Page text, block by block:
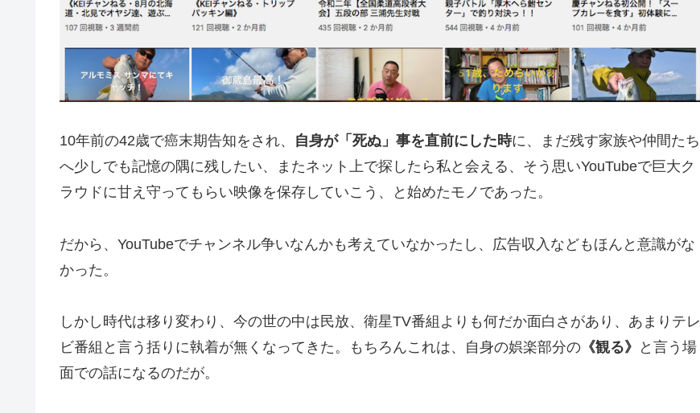
10年前の42歳で癌末期告知をされ、 自身が「死ぬ」事を直前にした時に、まだ残す家族や仲間たち
へ少しでも記憶の隅に残したい、またネット上で探したら私と会える、そう思いYouTubeで巨大ク
ラウドに甘え守ってもらい映像を保存していこう、と始めたモノであった。
だから、YouTubeでチャンネル争いなんかも考えていなかったし、広告収入などもほんと意識がな
かった。
しかし時代は移り変わり、今の世の中は民放、衛星TV番組よりも何だか面白さがあり、あまりテレ
ビ番組と言う括りに執着が無くなってきた。もちろんこれは、自身の娯楽部分の 《観る》 と言う場
面での話になるのだが。